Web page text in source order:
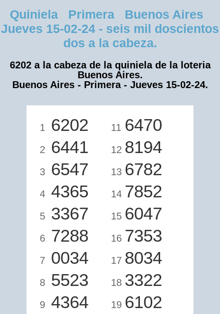
Quiniela Primera Buenos Aires
Jueves 15-02-24 - seis mil doscientos
dos a la cabeza.
6202 a la cabeza de la quiniela de la loteria
Buenos Aires.
Buenos Aires - Primera - Jueves 15-02-24.
1 6202
2 6441
3 6547
4 4365
5 3367
6 7288
7 0034
8 5523
9 4364
11 6470
12 8194
13 6782
14 7852
15 6047
16 7353
17 8034
18 3322
19 6102